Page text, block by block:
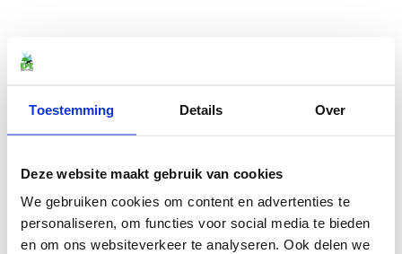
Toestemming Details Over
Deze website maakt gebruik van cookies
We gebruiken cookies om content en advertenties te
personaliseren, om functies voor social media te bieden
en om ons websiteverkeer te analyseren. Ook delen we